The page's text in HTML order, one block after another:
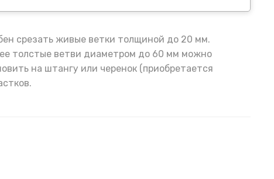
срезать живые ветки толщиной до 20 мм.
толстые ветви диаметром до 60 мм можно
на штангу или черенок (приобретается